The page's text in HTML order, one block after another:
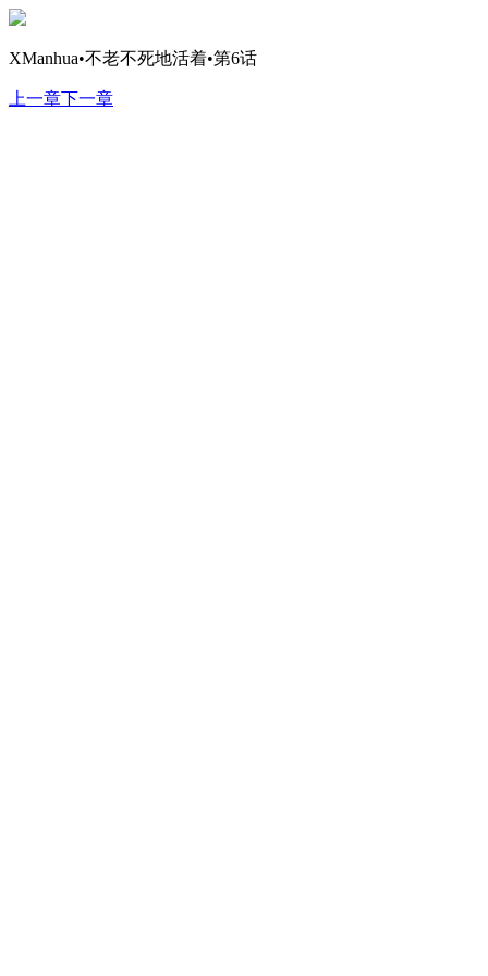
XManhua•不老不死地活着•第6话
上一章下一章